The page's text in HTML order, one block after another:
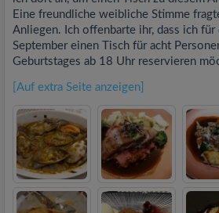
Eine freundliche weibliche Stimme
Anliegen. Ich offenbarte ihr, dass ich
September einen Tisch für acht
Geburtstages ab 18 Uhr reservieren
[Auf extra Seite anzeigen]